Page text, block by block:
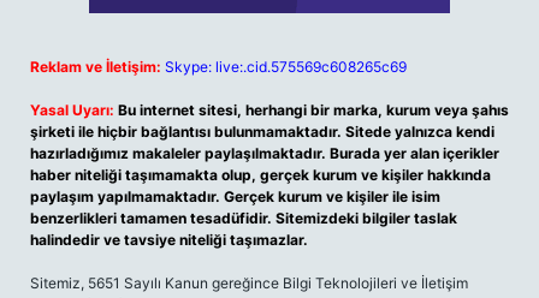
Reklam ve İletişim: Skype: live:.cid.575569c608265c69
Yasal Uyarı: Bu internet sitesi, herhangi bir marka, kurum veya şahıs
şirketi ile hiçbir bağlantısı bulunmamaktadır. Sitede yalnızca kendi
hazırladığımız makaleler paylaşılmaktadır. Burada yer alan içerikler
haber niteliği taşımamakta olup, gerçek kurum ve kişiler hakkında
paylaşım yapılmamaktadır. Gerçek kurum ve kişiler ile isim
benzerlikleri tamamen tesadüfidir. Sitemizdeki bilgiler taslak
halindedir ve tavsiye niteliği taşımazlar.
Sitemiz, 5651 Sayılı Kanun gereğince Bilgi Teknolojileri ve İletişim